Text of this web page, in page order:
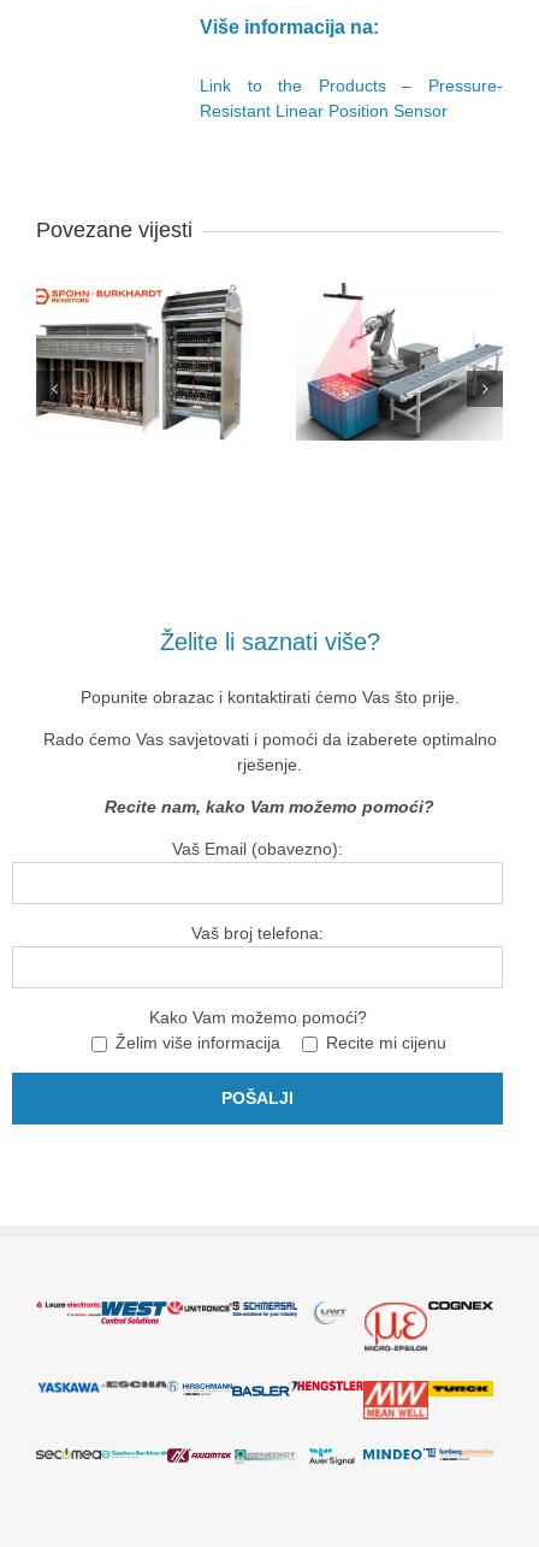
Više informacija na:
Link to the Products – Pressure-
Resistant Linear Position Sensor
Povezane vijesti
Želite li saznati više?
Popunite obrazac i kontaktirati ćemo Vas što prije.
Rado ćemo Vas savjetovati i pomoći da izaberete optimalno
rješenje.
Recite nam, kako Vam možemo pomoći?
Vaš Email (obavezno):
Vaš broj telefona:
Kako Vam možemo pomoći?
Želim više informacija
Recite mi cijenu